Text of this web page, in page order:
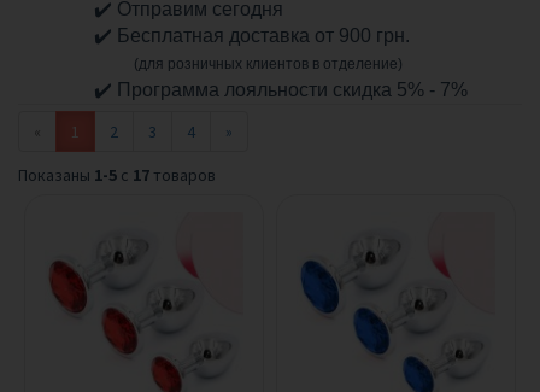
е
и
г
р
и
✔️ Отправим сегодня
✔️ Бесплатная доставка от 900 грн.
(для розничных клиентов в отделение)
✔️ Программа лояльности скидка 5% - 7%
« 1 2 3 4
»
Показаны 1-5 с 17 товаров